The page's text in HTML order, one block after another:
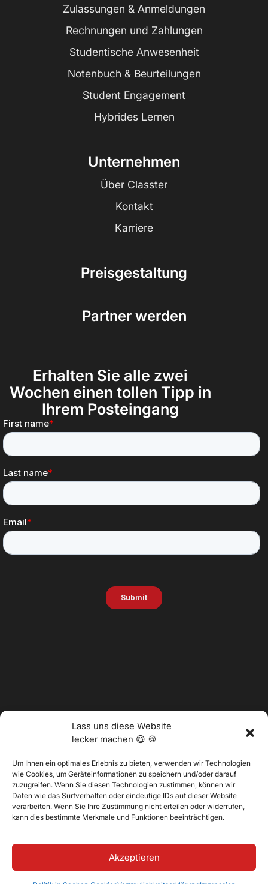
Lass uns diese Website
lecker machen 😋 🍪
Um Ihnen ein optimales Erlebnis zu bieten, verwenden wir Technologien
wie Cookies, um Geräteinformationen zu speichern und/oder darauf
zuzugreifen. Wenn Sie diesen Technologien zustimmen, können wir
Daten wie das Surfverhalten oder eindeutige IDs auf dieser Website
verarbeiten. Wenn Sie Ihre Zustimmung nicht erteilen oder widerrufen,
kann dies bestimmte Merkmale und Funktionen beeinträchtigen.
Akzeptieren
Zulassungen & Anmeldungen
Rechnungen und Zahlungen
Studentische Anwesenheit
Notenbuch & Beurteilungen
Student Engagement
Hybrides Lernen
Unternehmen
Über Classter
Kontakt
Karriere
Preisgestaltung
Partner werden
Erhalten Sie alle zwei
Wochen einen tollen Tipp in
Ihrem Posteingang
@2025 Vertitech. Alle Rechte vorbehalten.